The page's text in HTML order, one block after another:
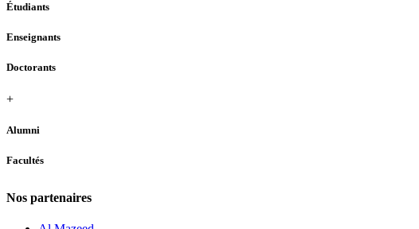
Étudiants
Enseignants
Doctorants
+
Alumni
Facultés
Nos partenaires